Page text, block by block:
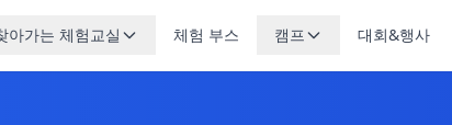
아가는 체험교실 체험 부스 캠프 대회&행사